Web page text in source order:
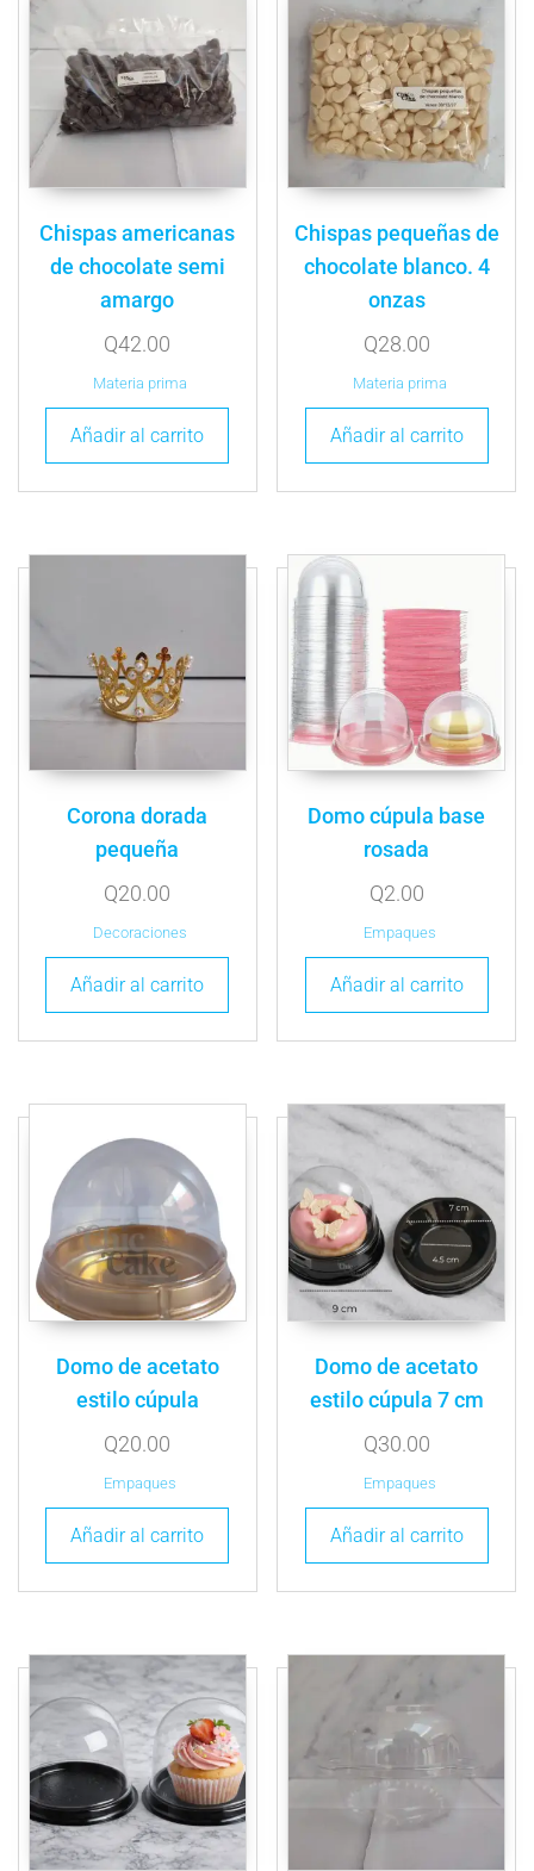
Chispas americanas
de chocolate semi
amargo
Q42.00
Materia prima
Añadir al carrito
Chispas pequeñas de
chocolate blanco. 4
onzas
Q28.00
Materia prima
Añadir al carrito
Corona dorada
pequeña
Q20.00
Decoraciones
Añadir al carrito
Domo cúpula base
rosada
Q2.00
Empaques
Añadir al carrito
Domo de acetato
estilo cúpula
Q20.00
Empaques
Añadir al carrito
Domo de acetato
estilo cúpula 7 cm
Q30.00
Empaques
Añadir al carrito